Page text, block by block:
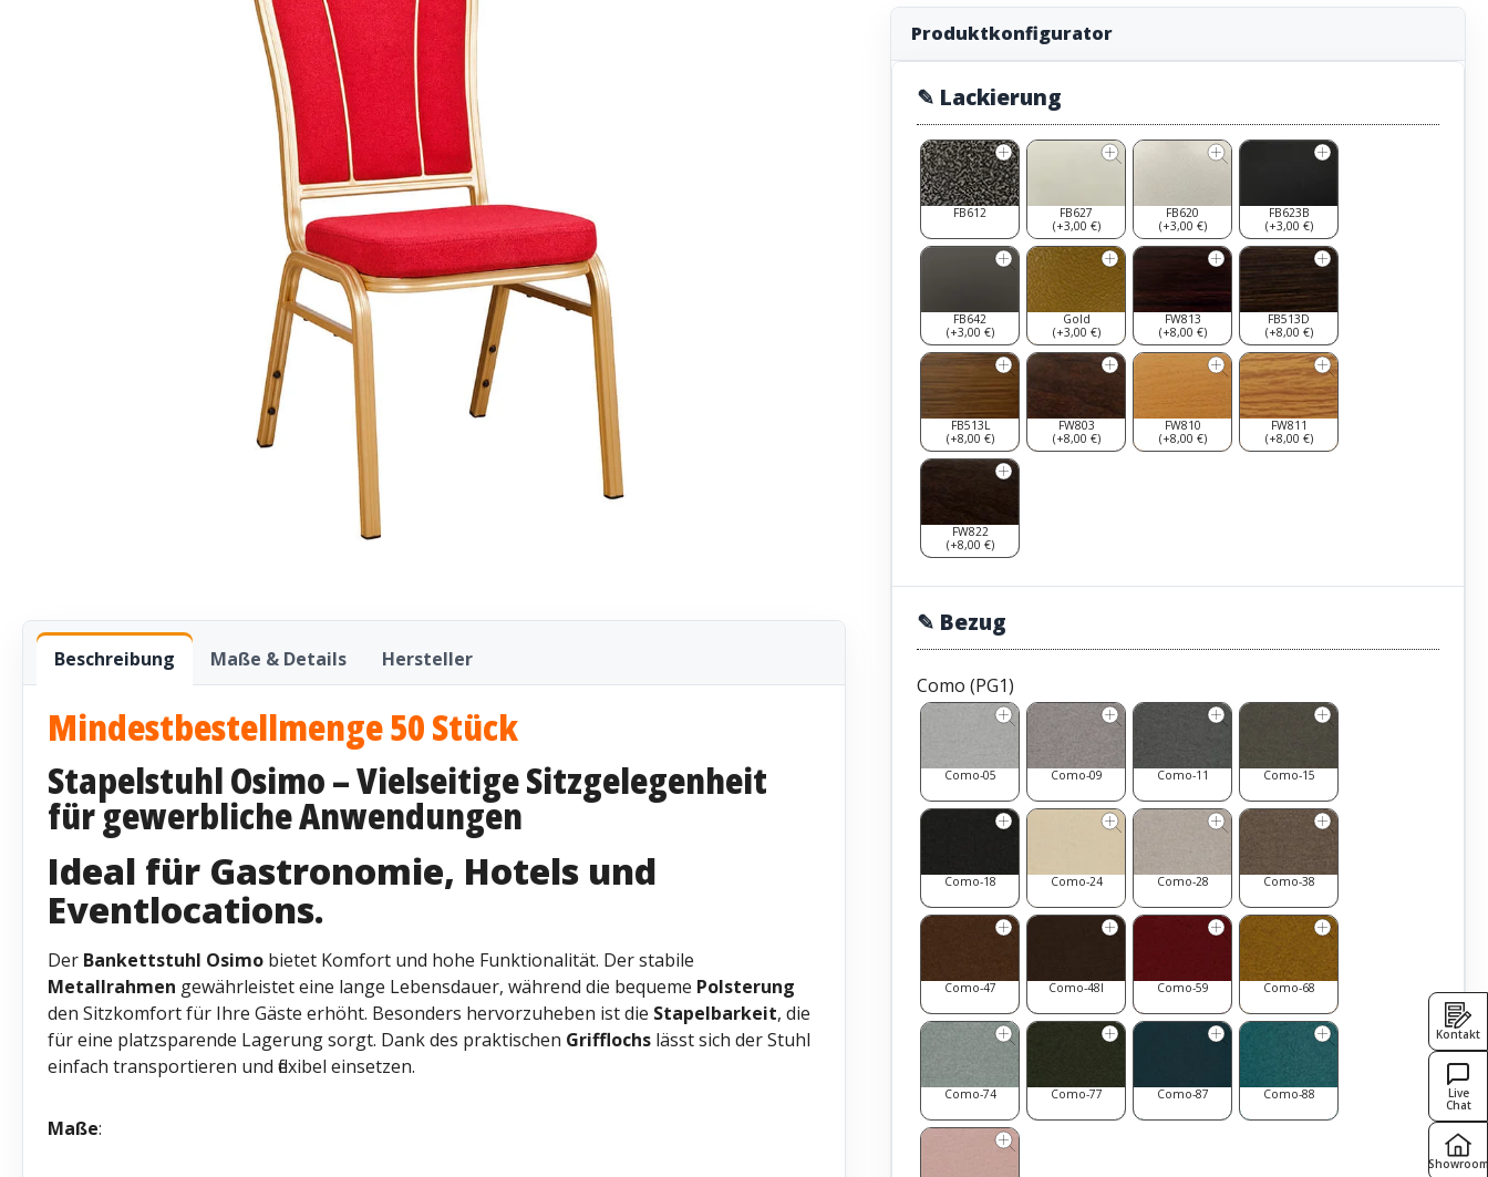
Produktkonfigurator
✎ Lackierung
FB612
FB627
(+3,00 €)
FB620
(+3,00 €)
FB623B
(+3,00 €)
FB642
(+3,00 €)
Gold
(+3,00 €)
FW813
(+8,00 €)
FB513D
(+8,00 €)
FB513L
(+8,00 €)
FW803
(+8,00 €)
FW810
(+8,00 €)
FW811
(+8,00 €)
FW822
(+8,00 €)
✎ Bezug
Como (PG1)
Como-05 Como-09 Como-11 Como-15
Como-18 Como-24 Como-28 Como-38
Como-47 Como-48l Como-59 Como-68
Como-74 Como-77 Como-87 Como-88
Beschreibung Maße & Details Hersteller
Mindestbestellmenge 50 Stück
Stapelstuhl Osimo – Vielseitige Sitzgelegenheit
für gewerbliche Anwendungen
Ideal für Gastronomie, Hotels und
Eventlocations.
Der Bankettstuhl Osimo bietet Komfort und hohe Funktionalität. Der stabile
Metallrahmen gewährleistet eine lange Lebensdauer, während die bequeme Polsterung
den Sitzkomfort für Ihre Gäste erhöht. Besonders hervorzuheben ist die Stapelbarkeit, die
für eine platzsparende Lagerung sorgt. Dank des praktischen Grifflochs lässt sich der Stuhl
einfach transportieren und flexibel einsetzen.
Maße:
Kontakt
Live
Chat
Showroom